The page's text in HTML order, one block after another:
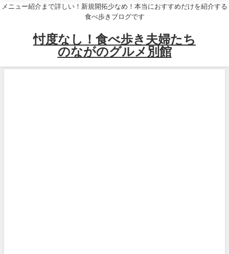
メニュー紹介まで詳しい！新規開拓少なめ！本当におすすめだけを紹介する
食べ歩きブログです
忖度なし！食べ歩き夫婦たち
のながのグルメ別館